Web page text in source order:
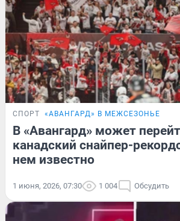
СПОРТ «АВАНГАРД» В МЕЖСЕЗОНЬЕ
В «Авангард» может
канадский снайпер-
нем известно
1 июня, 2026, 07:30 1 004 Обсудить